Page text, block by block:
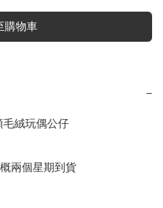
購物車
−
絨玩偶公仔
兩個星期到貨